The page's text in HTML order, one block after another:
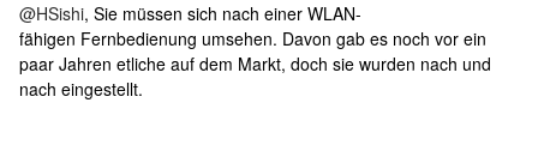
@HSishi, Sie müssen sich nach einer WLAN-
fähigen Fernbedienung umsehen. Davon gab es noch vor ein
paar Jahren etliche auf dem Markt, doch sie wurden nach und
nach eingestellt.